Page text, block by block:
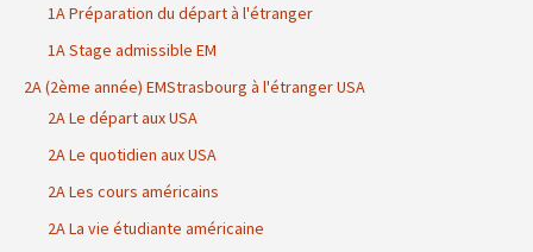
1A Préparation du départ à l'étranger
1A Stage admissible EM
2A (2ème année) EMStrasbourg à l'étranger USA
2A Le départ aux USA
2A Le quotidien aux USA
2A Les cours américains
2A La vie étudiante américaine